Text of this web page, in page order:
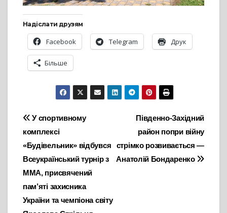
Надіслати друзям
Facebook Telegram Друк
Більше
Навігація
записів
Південно-Західний
район попри війну
стрімко розвивається —
Анатолій Бондаренко
У спортивному
комплексі
«Будівельник» відбувся
Всеукраїнський турнір з
ММА, присвячений
пам’яті захисника
України та чемпіона світу